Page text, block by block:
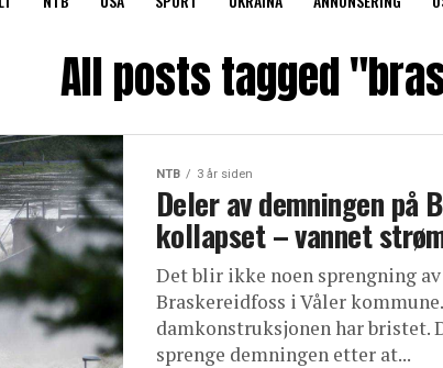
All posts tagged
NTB 3 år siden
Deler av demningen på
kollapset – vannet
Det blir ikke noen sprengning
Braskereidfoss i Våler
damkonstruksjonen har bristet.
sprenge demningen etter at...